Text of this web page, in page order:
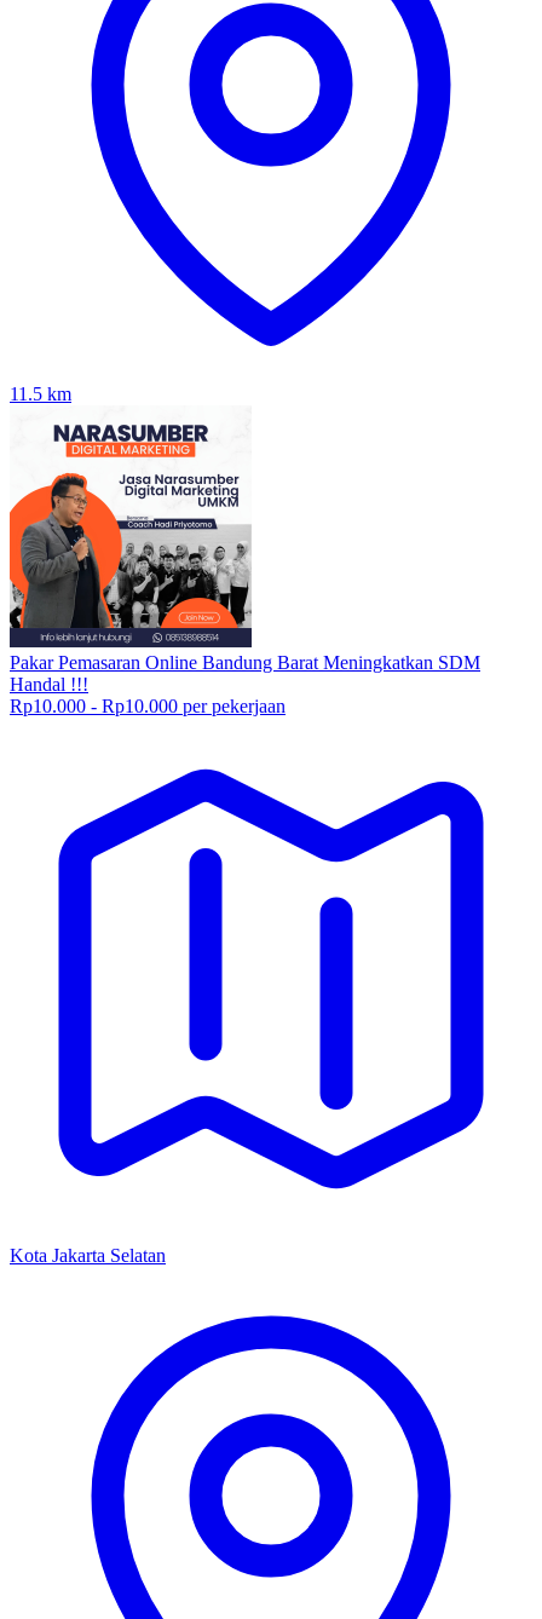
11.5 km
Pakar Pemasaran Online Bandung Barat Meningkatkan SDM
Handal !!!
Rp10.000 - Rp10.000 per pekerjaan
Kota Jakarta Selatan